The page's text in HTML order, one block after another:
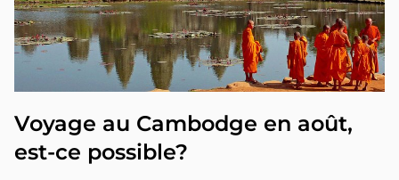
Voyage au Cambodge en août,
est-ce possible?